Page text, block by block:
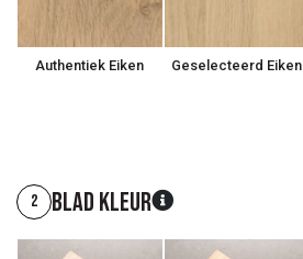
Authentiek Eiken Geselecteerd Eiken
2 Blad kleur